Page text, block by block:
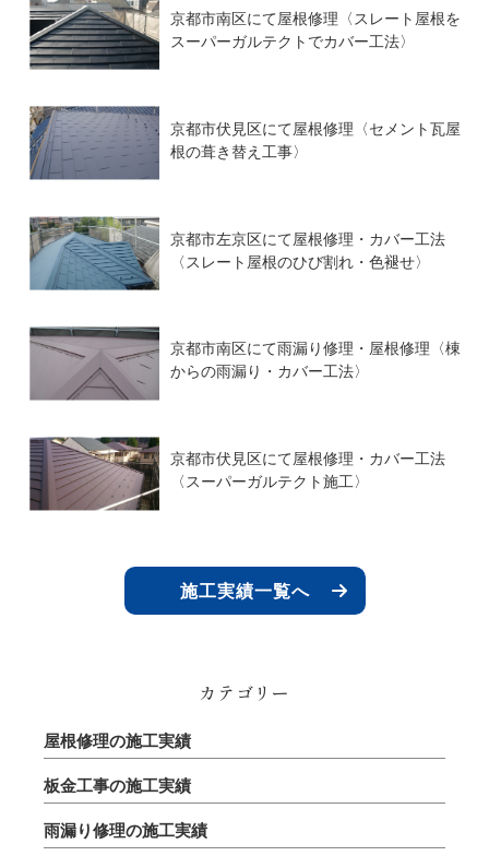
京都市南区にて屋根修理〈スレート屋根を
スーパーガルテクトでカバー工法〉
京都市伏見区にて屋根修理〈セメント瓦屋
根の葺き替え工事〉
京都市左京区にて屋根修理・カバー工法
〈スレート屋根のひび割れ・色褪せ〉
京都市南区にて雨漏り修理・屋根修理〈棟
からの雨漏り・カバー工法〉
京都市伏見区にて屋根修理・カバー工法
〈スーパーガルテクト施工〉
施工実績一覧へ
カテゴリー
屋根修理の施工実績
板金工事の施工実績
雨漏り修理の施工実績